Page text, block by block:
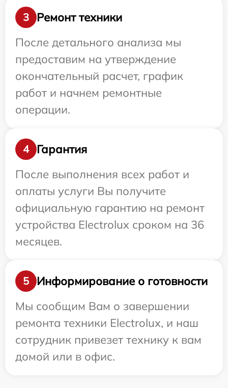
3
Ремонт техники
После детального анализа мы
предоставим на утверждение
окончательный расчет, график
работ и начнем ремонтные
операции.
4
Гарантия
После выполнения всех работ и
оплаты услуги Вы получите
официальную гарантию на ремонт
устройства Electrolux сроком на 36
месяцев.
5
Информирование о готовности
Мы сообщим Вам о завершении
ремонта техники Electrolux, и наш
сотрудник привезет технику к вам
домой или в офис.